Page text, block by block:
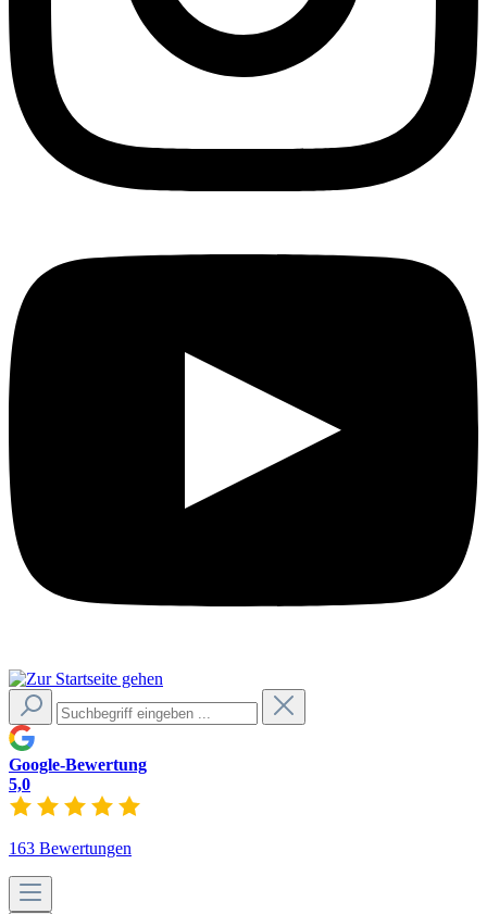
Google-Bewertung
5,0
163 Bewertungen